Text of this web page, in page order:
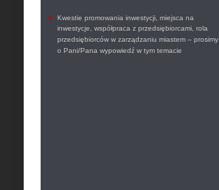
Kwestie promowania inwestycji, miejsca na
inwestycje, współpraca z przedsiębiorcami, rola
przedsiębiorców w zarządzaniu miastem – prosimy
o Pani/Pana wypowiedź w tym temacie